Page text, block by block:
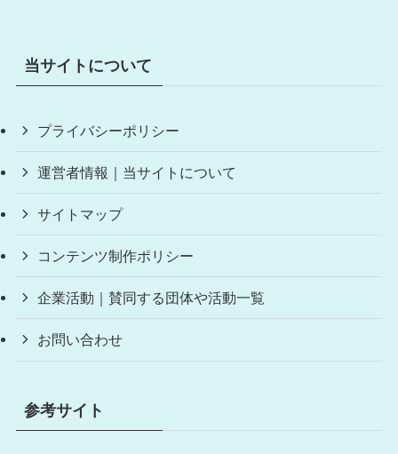
当サイトについて
プライバシーポリシー
運営者情報｜当サイトについて
サイトマップ
コンテンツ制作ポリシー
企業活動｜賛同する団体や活動一覧
お問い合わせ
参考サイト